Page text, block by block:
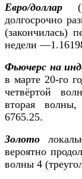
Евро/доллар
долгосрочно
(закончилась)
недели
Фьючерс на
в марте 20-го
четвёртой
вторая
6765.25.
Золото
вероятно
волны 4